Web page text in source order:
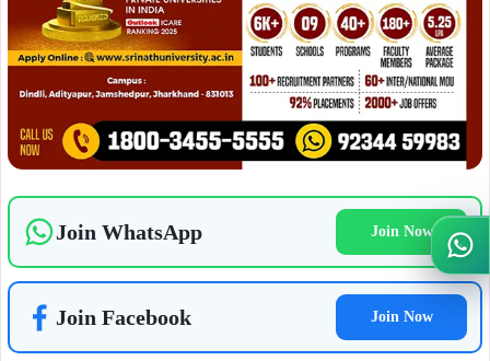
Join WhatsApp Join Now
Join Facebook Join Now